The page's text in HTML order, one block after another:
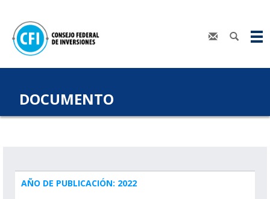
DOCUMENTO
AÑO DE PUBLICACIÓN: 2022